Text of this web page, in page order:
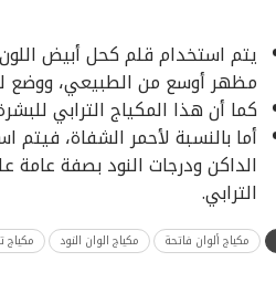
يتم استخدام قلم كحل أبيض
مظهر أوسع من الطبيعي، ووضع
كما أن هذا المكياج الترابي
أما بالنسبة لأحمر الشفاة،
الداكن ودرجات النود بصفة
الترابي.
مكياج ألوان فاتحة مكياج الوان النود مكياج